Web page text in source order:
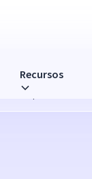
Recursos
impacto